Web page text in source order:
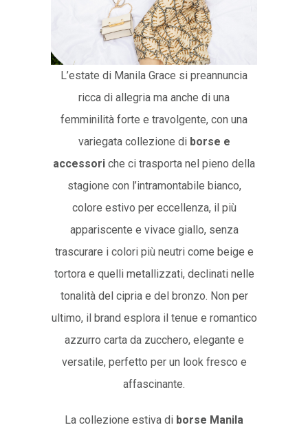
L’estate di Manila Grace si preannuncia
ricca di allegria ma anche di una
femminilità forte e travolgente, con una
variegata collezione diborse e
accessori che ci trasporta nel pieno della
stagione con l’intramontabile bianco,
colore estivo per eccellenza, il più
appariscente e vivace giallo, senza
trascurare i colori più neutri come beige e
tortora e quelli metallizzati, declinati nelle
tonalità del cipria e del bronzo. Non per
ultimo, il brand esplora il tenue e romantico
azzurro carta da zucchero, elegante e
versatile, perfetto per un look fresco e
affascinante.
La collezione estiva di borse Manila